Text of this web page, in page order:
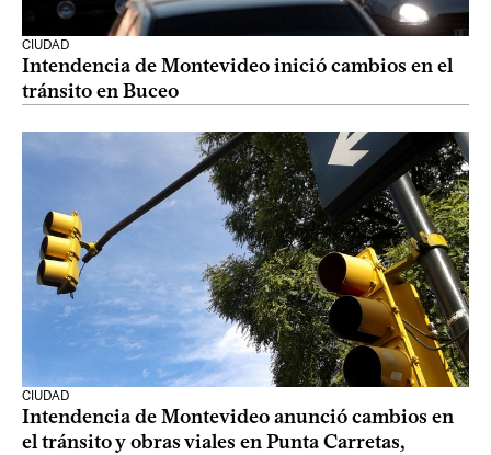
CIUDAD
Intendencia de Montevideo inició cambios en el
tránsito en Buceo
CIUDAD
Intendencia de Montevideo anunció cambios en
el tránsito y obras viales en Punta Carretas,